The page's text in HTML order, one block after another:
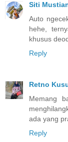
Siti
Auto
hehe,
khusus
Reply
Retno
Memang
ada yang
Reply